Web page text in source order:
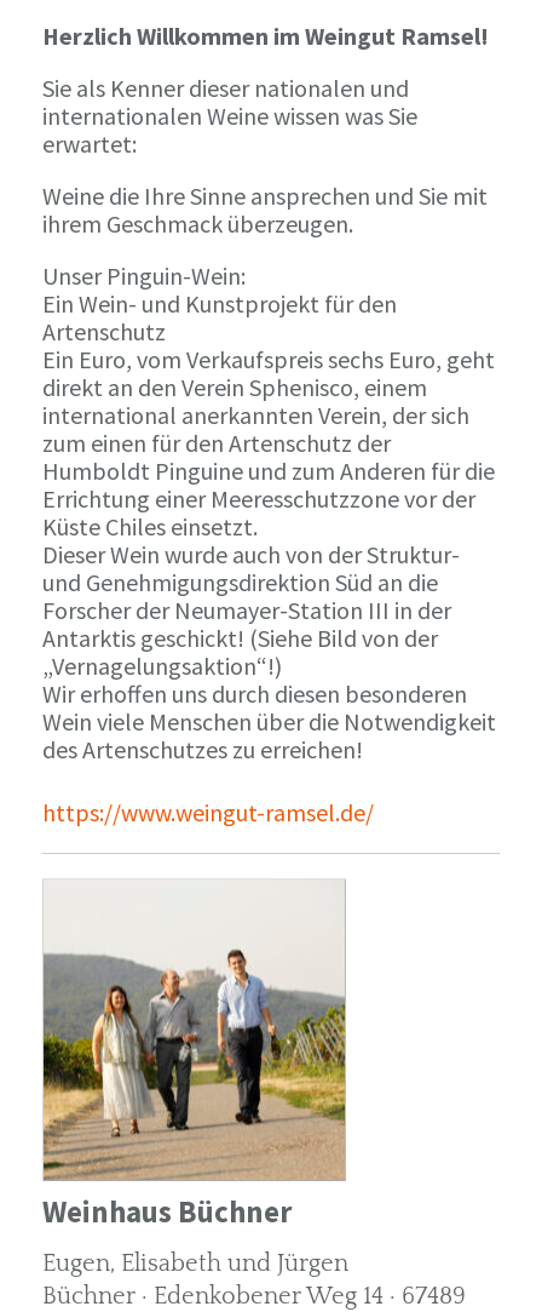
Herzlich Willkommen im Weingut Ramsel!
Sie als Kenner dieser nationalen und
internationalen Weine wissen was Sie
erwartet:
Weine die Ihre Sinne ansprechen und Sie mit
ihrem Geschmack überzeugen.
Unser Pinguin-Wein:
Ein Wein- und Kunstprojekt für den
Artenschutz
Ein Euro, vom Verkaufspreis sechs Euro, geht
direkt an den Verein Sphenisco, einem
international anerkannten Verein, der sich
zum einen für den Artenschutz der
Humboldt Pinguine und zum Anderen für die
Errichtung einer Meeresschutzzone vor der
Küste Chiles einsetzt.
Dieser Wein wurde auch von der Struktur-
und Genehmigungsdirektion Süd an die
Forscher der Neumayer-Station III in der
Antarktis geschickt! (Siehe Bild von der
„Vernagelungsaktion“!)
Wir erhoffen uns durch diesen besonderen
Wein viele Menschen über die Notwendigkeit
des Artenschutzes zu erreichen!
https://www.weingut-ramsel.de/
Weinhaus Büchner
Eugen, Elisabeth und Jürgen
Büchner · Edenkobener Weg 14 · 67489